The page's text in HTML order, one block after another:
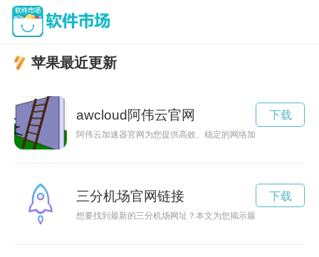
苹果最近更新
awcloud阿伟云官网
阿伟云加速器官网为您提供高效、稳定的网络加速服务，助您畅
下载
三分机场官网链接
想要找到最新的三分机场网址？本文为您揭示最新最全的三分
下载